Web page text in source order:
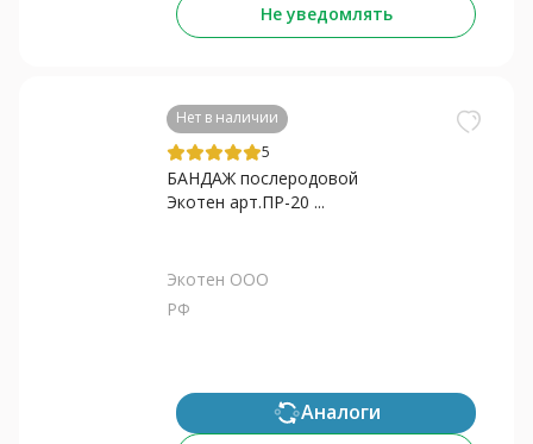
Не уведомлять
Нет в наличии
5
БАНДАЖ послеродовой
Экотен арт.ПР-20 ...
Экотен ООО
РФ
Аналоги